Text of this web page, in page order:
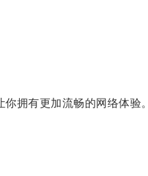
拥有更加流畅的网络体验。